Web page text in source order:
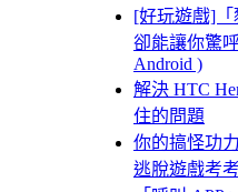
[好玩遊戲]
卻能讓你驚
Android )
解決 HTC
住的問題
你的搞怪功
逃脫遊戲考考